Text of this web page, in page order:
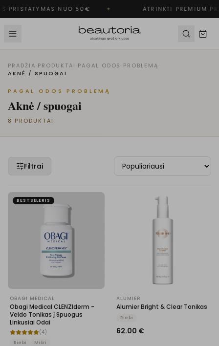
PRISTATYMAS NUO 50€ ✦ ATRINKTI PREMIUM
PRADŽIA·PRODUKTAI ·PAGAL ODOS PROBLEMĄ·
AKNĖ / SPUOGAI
PAGAL ODOS PROBLEMĄ
Aknė / spuogai
8 PRODUKTAI
Filtrai
BESTSELERIS
OBAGI MEDICAL
Obagi Medical CLENZIderm -
Veido Tonikas į Spuogus
Linkusiai Odai
(4)
Riebi Mišri
ALUMIER
Alumier Bright & Clear Tonikas
Riebi
62.00 €